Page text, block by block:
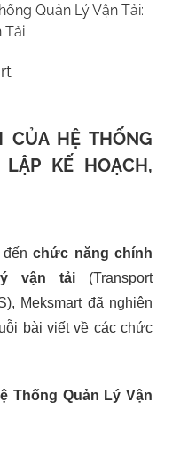
Quản Lý Vận Tải:
Tải
CỦA HỆ THỐNG
KẾ HOẠCH,
đếnchức năng chính
vận tải (Transport
Meksmart đã nghiên
bài viết về các chức
Thống Quản Lý Vận